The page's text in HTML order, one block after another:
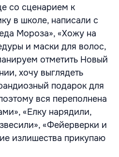
со сценарием к
в школе, написали с
Мороза», «Хожу на
и маски для волос,
отметить Новый
хочу выглядеть
подарок для
вся переполнена
«Елку нарядили,
«Фейерверки и
излишества прикупаю